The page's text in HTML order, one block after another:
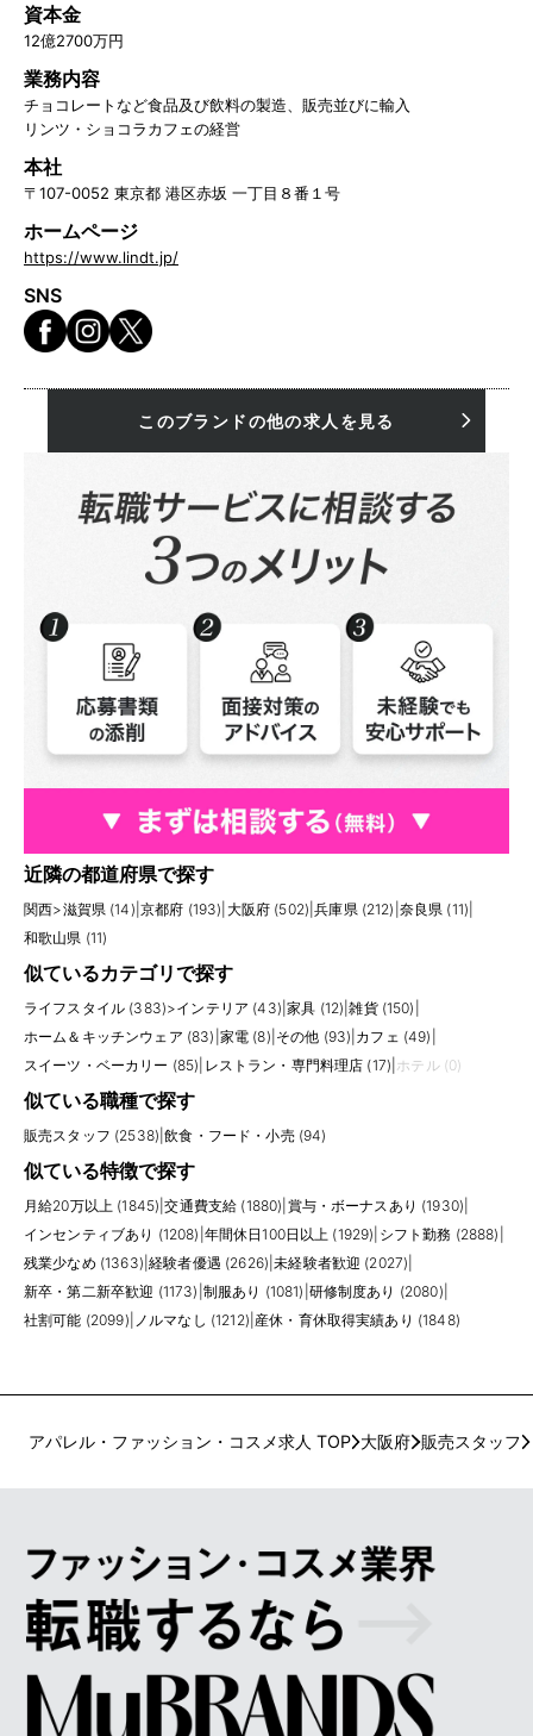
資本金
12億2700万円
業務内容
チョコレートなど食品及び飲料の製造、販売並びに輸入
リンツ・ショコラカフェの経営
本社
〒107-0052 東京都 港区赤坂 一丁目８番１号
ホームページ
https://www.lindt.jp/
SNS
このブランドの他の求人を見る
近隣の都道府県で探す
関西>滋賀県 (14) 京都府 (193) 大阪府 (502) |兵庫県 (212) 奈良県 (11)
和歌山県 (11)
似ているカテゴリで探す
ライフスタイル (383)>インテリア (43) |家具 (12) |雑貨 (150)
ホーム＆キッチンウェア (83) 家電 (8) その他 (93) カフェ (49)
スイーツ・ベーカリー (85) レストラン・専門料理店 (17) ホテル (0)
似ている職種で探す
販売スタッフ (2538) |飲食・フード・小売 (94)
似ている特徴で探す
月給20万以上 (1845) |交通費支給 (1880) 賞与・ボーナスあり (1930)
インセンティブあり (1208) 年間休日100日以上 (1929) シフト勤務 (2888)
残業少なめ (1363) |経験者優遇 (2626) |未経験者歓迎 (2027)
新卒・第二新卒歓迎 (1173) 制服あり (1081) 研修制度あり (2080)
社割可能 (2099) ノルマなし (1212) 産休・育休取得実績あり (1848)
アパレル・ファッション・コスメ求人 TOP 大阪府 販売スタッフ